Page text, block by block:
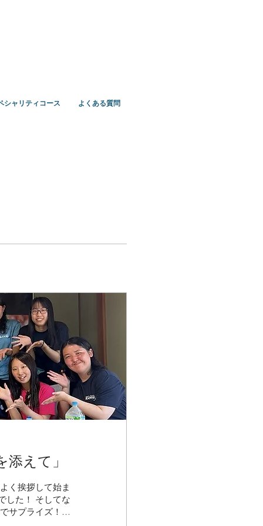
シャリティコース よくある質問
えて」
く挨拶して始ま
した！ そしてな
サプライズ！！